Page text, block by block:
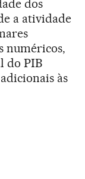
dos
a atividade
numéricos,
do PIB
às